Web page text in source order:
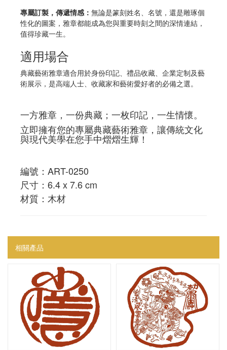
專屬訂製，傳遞情感： 無論是篆刻姓名、名號，還是雕琢個
性化的圖案，雅章都能成為您與重要時刻之間的深情連結，
值得珍藏一生。
適用場合
典藏藝術雅章適合用於身份印記、禮品收藏、企業定制及藝
術展示，是高端人士、收藏家和藝術愛好者的必備之選。
一方雅章，一份典藏；一枚印記，一生情懷。
立即擁有您的專屬典藏藝術雅章，讓傳統文化
與現代美學在您手中熠熠生輝！
編號：ART-0250
尺寸：6.4 x 7.6 cm
材質：木材
相關產品